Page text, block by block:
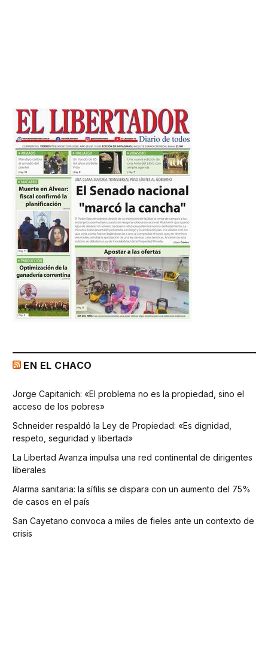
EN EL CHACO
Jorge Capitanich: «El problema no es la propiedad, sino el
acceso de los pobres»
Schneider respaldó la Ley de Propiedad: «Es dignidad,
respeto, seguridad y libertad»
La Libertad Avanza impulsa una red continental de dirigentes
liberales
Alarma sanitaria: la sífilis se dispara con un aumento del 75%
de casos en el país
San Cayetano convoca a miles de fieles ante un contexto de
crisis